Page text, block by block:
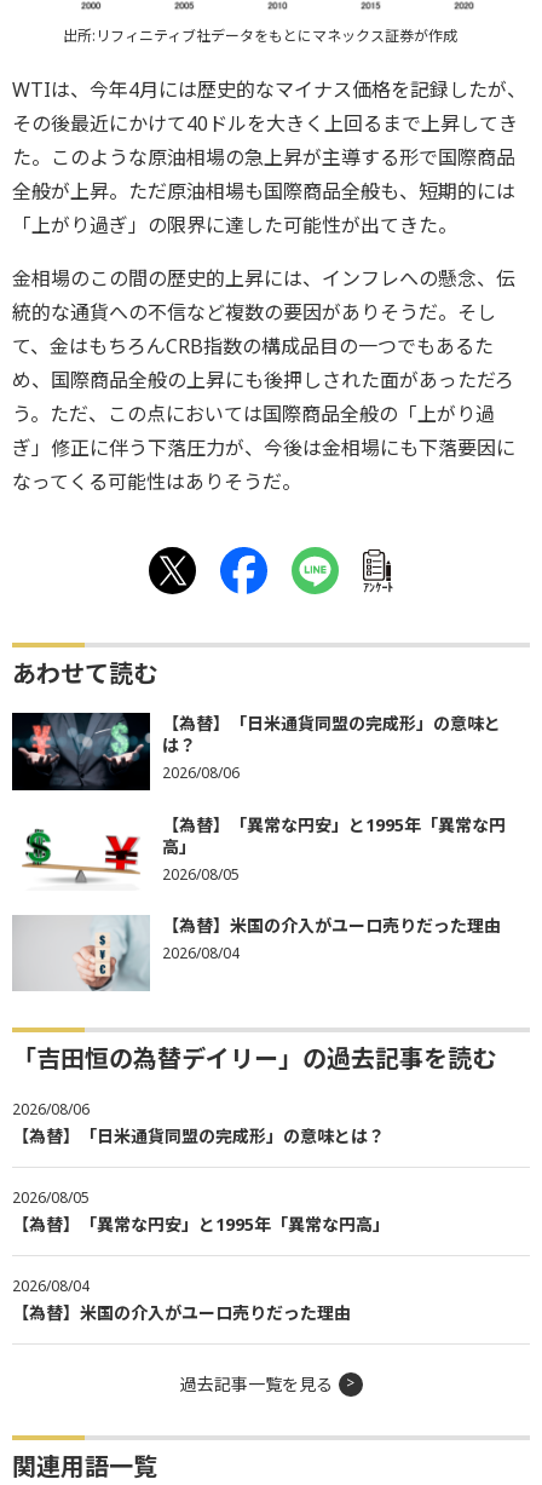
出所:リフィニティブ社データをもとにマネックス証券が作成
WTIは、今年4月には歴史的なマイナス価格を記録したが、
その後最近にかけて40ドルを大きく上回るまで上昇してき
た。このような原油相場の急上昇が主導する形で国際商品
全般が上昇。ただ原油相場も国際商品全般も、短期的には
「上がり過ぎ」の限界に達した可能性が出てきた。
金相場のこの間の歴史的上昇には、インフレへの懸念、伝
統的な通貨への不信など複数の要因がありそうだ。そし
て、金はもちろんCRB指数の構成品目の一つでもあるた
め、国際商品全般の上昇にも後押しされた面があっただろ
う。ただ、この点においては国際商品全般の「上がり過
ぎ」修正に伴う下落圧力が、今後は金相場にも下落要因に
なってくる可能性はありそうだ。
ｱﾝｹｰﾄ
あわせて読む
【為替】「日米通貨同盟の完成形」の意味と
は？
2026/08/06
【為替】「異常な円安」と1995年「異常な円
高」
2026/08/05
【為替】米国の介入がユーロ売りだった理由
2026/08/04
「吉田恒の為替デイリー」の過去記事を読む
2026/08/06
【為替】「日米通貨同盟の完成形」の意味とは？
2026/08/05
【為替】「異常な円安」と1995年「異常な円高」
2026/08/04
【為替】米国の介入がユーロ売りだった理由
過去記事一覧を見る
関連用語一覧